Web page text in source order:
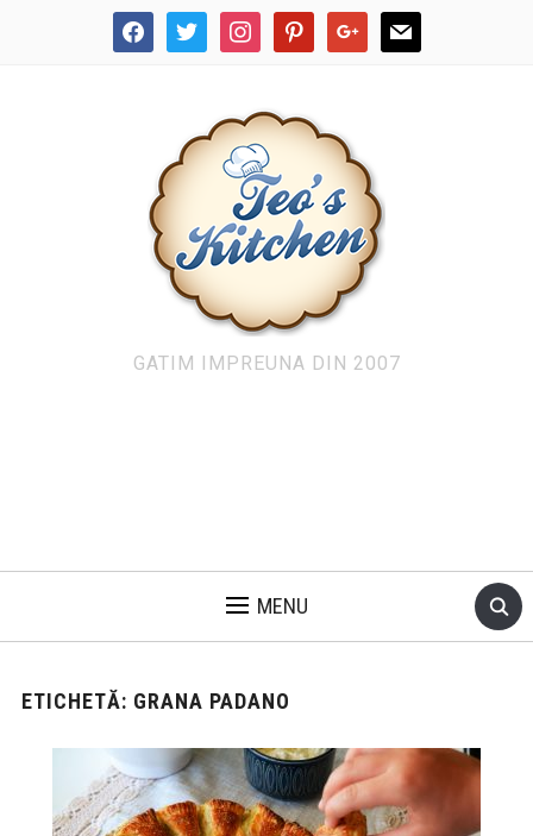
facebooktwitter instagrampinterestgoogle mail
GATIM IMPREUNA DIN 2007
MENU
ETICHETĂ: GRANA PADANO